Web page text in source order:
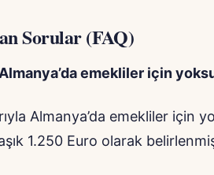
Sorular (FAQ)
emekliler için
Almanya’da emekliler için
1.250 Euro olarak